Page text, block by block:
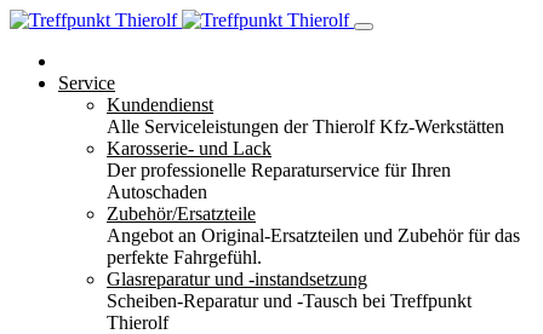
Service
Kundendienst
Alle Serviceleistungen der Thierolf Kfz-Werkstätten
Karosserie- und Lack
Der professionelle Reparaturservice für Ihren
Autoschaden
Zubehör/Ersatzteile
Angebot an Original-Ersatzteilen und Zubehör für das
perfekte Fahrgefühl.
Glasreparatur und -instandsetzung
Scheiben-Reparatur und -Tausch bei Treffpunkt
Thierolf